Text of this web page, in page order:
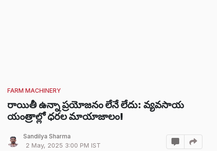
FARM MACHINERY
రాయితీ ఉన్నా ప్రయోజనం లేనే లేదు: వ్యవసాయ
యంత్రాల్లో ధరల మాయాజాలం!
Sandilya Sharma
2 May, 2025 3:00 PM IST